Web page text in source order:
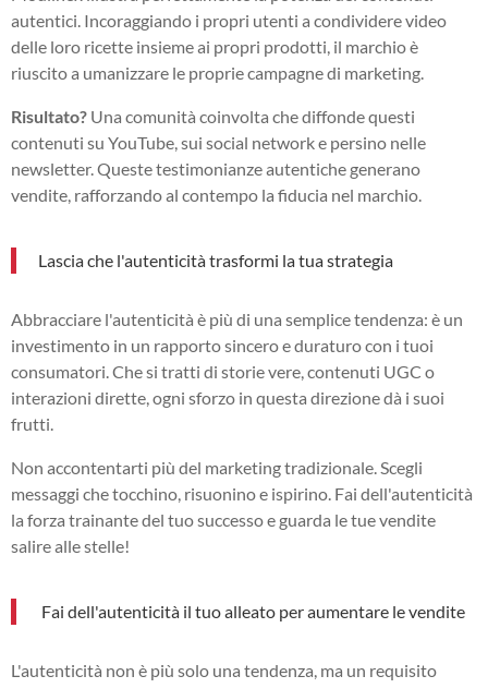
autentici. Incoraggiando i propri utenti a condividere video
delle loro ricette insieme ai propri prodotti, il marchio è
riuscito a umanizzare le proprie campagne di marketing.
Risultato? Una comunità coinvolta che diffonde questi
contenuti su YouTube, sui social network e persino nelle
newsletter. Queste testimonianze autentiche generano
vendite, rafforzando al contempo la fiducia nel marchio.
Lascia che l'autenticità trasformi la tua strategia
Abbracciare l'autenticità è più di una semplice tendenza: è un
investimento in un rapporto sincero e duraturo con i tuoi
consumatori. Che si tratti di storie vere, contenuti UGC o
interazioni dirette, ogni sforzo in questa direzione dà i suoi
frutti.
Non accontentarti più del marketing tradizionale. Scegli
messaggi che tocchino, risuonino e ispirino. Fai dell'autenticità
la forza trainante del tuo successo e guarda le tue vendite
salire alle stelle!
Fai dell'autenticità il tuo alleato per aumentare le vendite
L'autenticità non è più solo una tendenza, ma un requisito